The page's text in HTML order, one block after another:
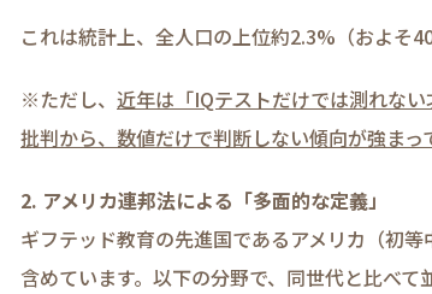
これは統計上、全人口の上位約2.3%（およそ
※ただし、 近年は「IQテストだけでは測れな
批判から、数値だけで判断しない傾向が強まっ
2. アメリカ連邦法による「多面的な定義」
ギフテッド教育の先進国であるアメリカ（初
含めています。以下の分野で、同世代と比べ